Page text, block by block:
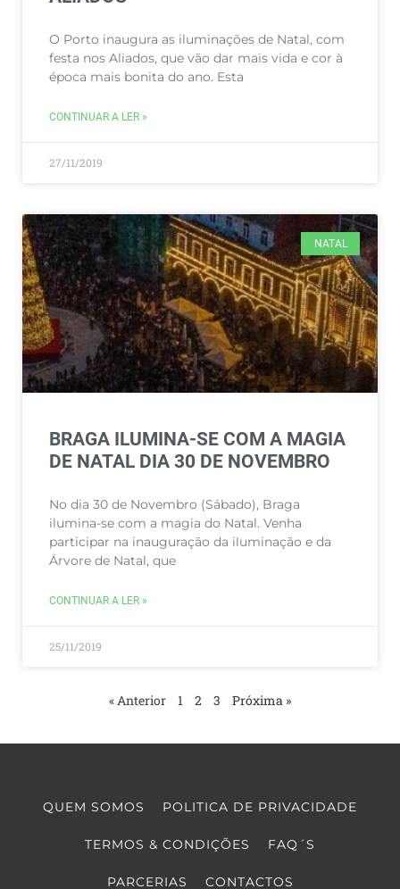
O Porto inaugura as iluminações de Natal, com
festa nos Aliados, que vão dar mais vida e cor à
época mais bonita do ano. Esta
CONTINUAR A LER »
27/11/2019
NATAL
BRAGA ILUMINA-SE COM A MAGIA
DE NATAL DIA 30 DE NOVEMBRO
No dia 30 de Novembro (Sábado), Braga
ilumina-se com a magia do Natal. Venha
participar na inauguração da iluminação e da
Árvore de Natal, que
CONTINUAR A LER »
25/11/2019
« Anterior 1 2 3 Próxima »
QUEM SOMOS POLITICA DE PRIVACIDADE
TERMOS & CONDIÇÕES FAQ´S
PARCERIAS CONTACTOS